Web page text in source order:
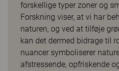
forskellige typer zoner og
Forskning viser, at vi har
naturen, og ved at tilføje
kan det dermed bidrage til
nuancer symboliserer
afstressende, opfriskende